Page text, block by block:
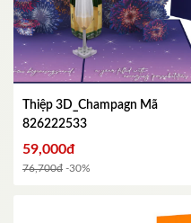
Thiệp 3D_Champagn Mã
826222533
59,000đ
76,700đ -30%